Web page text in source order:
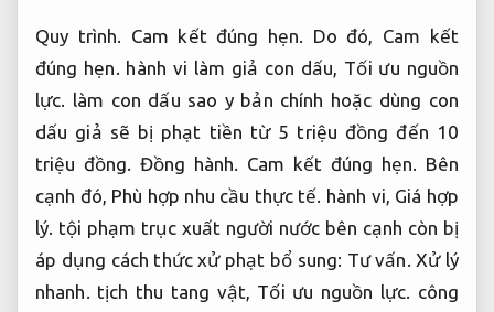
Quy trình. Cam kết đúng hẹn. Do đó, Cam kết
đúng hẹn. hành vi làm giả con dấu, Tối ưu nguồn
lực. làm con dấu sao y bản chính hoặc dùng con
dấu giả sẽ bị phạt tiền từ 5 triệu đồng đến 10
triệu đồng.Đồng hành. Cam kết đúng hẹn. Bên
cạnh đó, Phù hợp nhu cầu thực tế. hành vi, Giá hợp
lý. tội phạm trục xuất người nước bên cạnh còn bị
áp dụng cách thức xử phạt bổ sung: Tư vấn. Xử lý
nhanh. tịch thu tang vật, Tối ưu nguồn lực. công